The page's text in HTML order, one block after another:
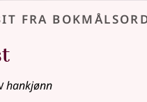
fra
hankjønn